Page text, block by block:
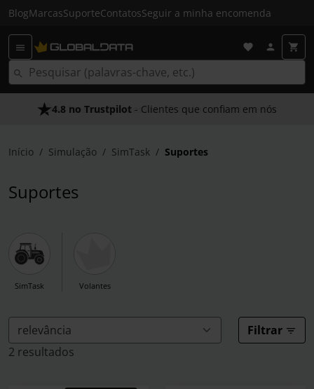
BlogMarcasSuporteContatosSeguir a minha encomenda
As Nossas Promessas- O melhor atendimento
4.8 no Trustpilot - Clientes que confiam em nós
Início Simulação SimTask Suportes
Suportes
SimTask Volantes
Filtrar
2 resultados